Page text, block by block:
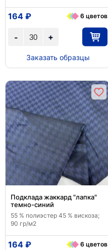
+
-
164 ₽ 6 цветов
Заказать образцы
Подклада жаккард "лапка"
темно-синий
55 % полиэстер 45 % вискоза;
90 гр/м2
164 ₽ 6 цветов